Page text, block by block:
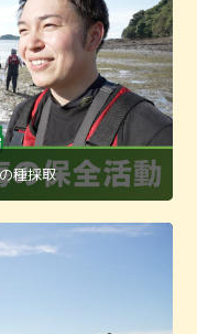
種採取